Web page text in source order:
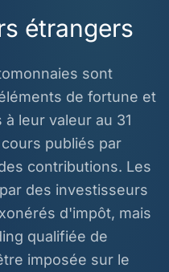
étrangers
sont
de fortune et
leur valeur au 31
publiés par
contributions. Les
des investisseurs
d'impôt, mais
qualifiée de
imposée sur le